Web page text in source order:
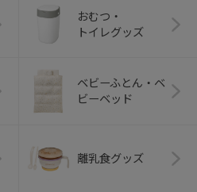
おむつ・
トイレグッズ
ベビーふとん・ベ
ビーベッド
離乳食グッズ